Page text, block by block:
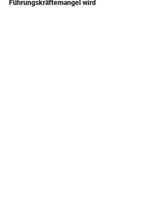
Führungskräftemangel wird